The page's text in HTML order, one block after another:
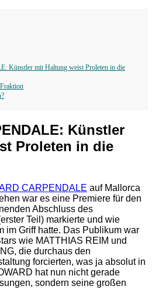
Künstler mit Haltung weist Proleten in die
Künstler
Proleten in die
CARPENDALE auf Mallorca
war es eine Premiere für den
Abschluss des
Teil) markierte und wie
im Griff hatte. Das Publikum war
wie MATTHIAS REIM und
die durchaus den
forcierten, was ja absolut in
hat nun nicht gerade
sondern seine großen